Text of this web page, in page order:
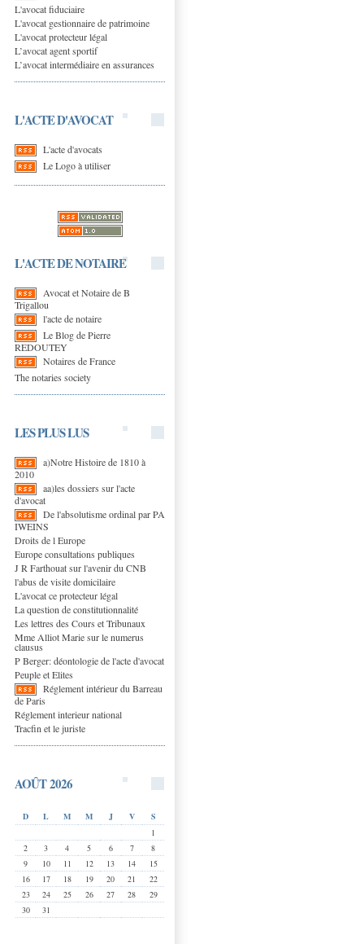
L'avocat fiduciaire
L'avocat gestionnaire de patrimoine
L'avocat protecteur légal
L’avocat agent sportif
L’avocat intermédiaire en assurances
L'ACTE D'AVOCAT
L'acte d'avocats
Le Logo à utiliser
L'ACTE DE NOTAIRE
Avocat et Notaire de B
Trigallou
l'acte de notaire
Le Blog de Pierre
REDOUTEY
Notaires de France
The notaries society
LES PLUS LUS
a)Notre Histoire de 1810 à
2010
aa)les dossiers sur l'acte
d'avocat
De l'absolutisme ordinal par PA
IWEINS
Droits de l Europe
Europe consultations publiques
J R Farthouat sur l'avenir du CNB
l'abus de visite domicilaire
L'avocat ce protecteur légal
La question de constitutionnalité
Les lettres des Cours et Tribunaux
Mme Alliot Marie sur le numerus
clausus
P Berger: déontologie de l'acte d'avocat
Peuple et Elites
Réglement intérieur du Barreau
de Paris
Réglement interieur national
Tracfin et le juriste
AOÛT 2026
D L M M J V
S
1
2
3 4 5 6 7
8
9
10 11 12 13 14
15
16
17 18 19 20 21
22
23
24 25 26 27 28
29
30
31